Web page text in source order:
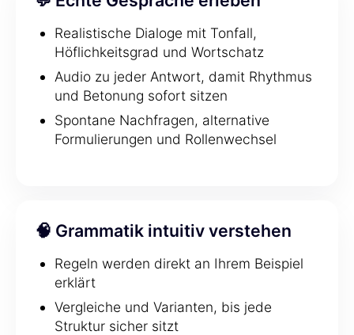
Realistische Dialoge mit Tonfall,
Höflichkeitsgrad und Wortschatz
Audio zu jeder Antwort, damit Rhythmus
und Betonung sofort sitzen
Spontane Nachfragen, alternative
Formulierungen und Rollenwechsel
🧠 Grammatik intuitiv verstehen
Regeln werden direkt an Ihrem Beispiel
erklärt
Vergleiche und Varianten, bis jede
Struktur sicher sitzt